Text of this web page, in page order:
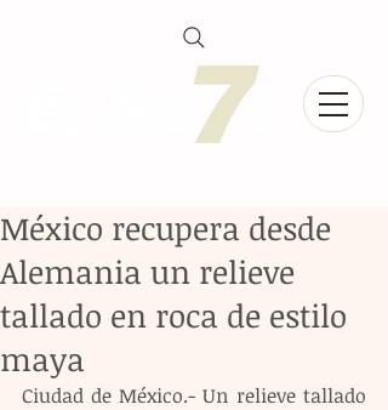
México recupera desde
Alemania un relieve
tallado en roca de estilo
maya
Ciudad de México.- Un relieve tallado